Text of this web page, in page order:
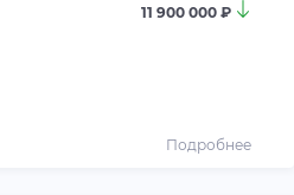
11 900 000 ₽
Подробнее